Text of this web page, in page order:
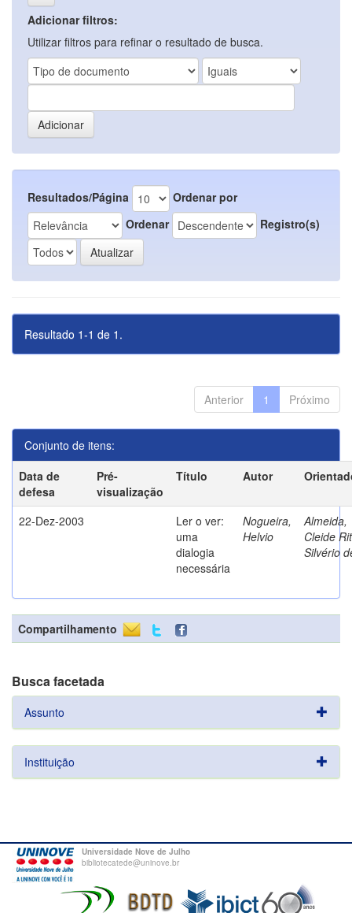
Adicionar filtros:
Utilizar filtros para refinar o resultado de busca.
Resultados/Página
Ordenar por
Ordenar
Registro(s)
Resultado 1-1 de 1.
Anterior 1 Próximo
Conjunto de itens:
Data de
defesa
Pré-
visualização
Título Autor
22-Dez-2003
Ler o ver:
uma
dialogia
necessária
Nogueira,
Helvio
Almeida,
Cleide
Silvério
Compartilhamento
Busca facetada
Assunto
Instituição
Universidade Nove de Julho
bibliotecatede@uninove.br